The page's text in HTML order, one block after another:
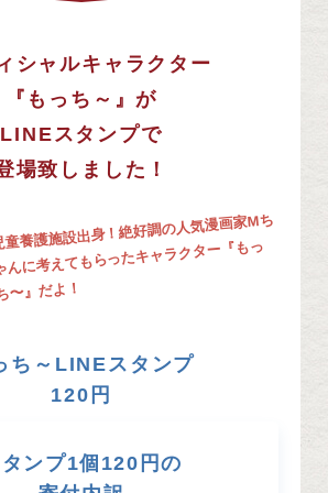
シャルキャラクター
『もっち～』が
LINEスタンプで
場致しました！
童養護施設出身！絶好調の人気漫画家Mち
んに考えてもらったキャラクター『もっ
〜』だよ！
ち～LINEスタンプ
120円
タンプ1個120円の